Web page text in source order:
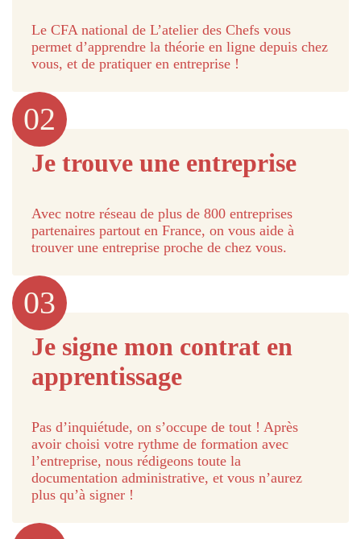
Le CFA national de L’atelier des Chefs vous
permet d’apprendre la théorie en ligne depuis chez
vous, et de pratiquer en entreprise !
02
Je trouve une entreprise
Avec notre réseau de plus de 800 entreprises
partenaires partout en France, on vous aide à
trouver une entreprise proche de chez vous.
03
Je signe mon contrat en
apprentissage
Pas d’inquiétude, on s’occupe de tout ! Après
avoir choisi votre rythme de formation avec
l’entreprise, nous rédigeons toute la
documentation administrative, et vous n’aurez
plus qu’à signer !